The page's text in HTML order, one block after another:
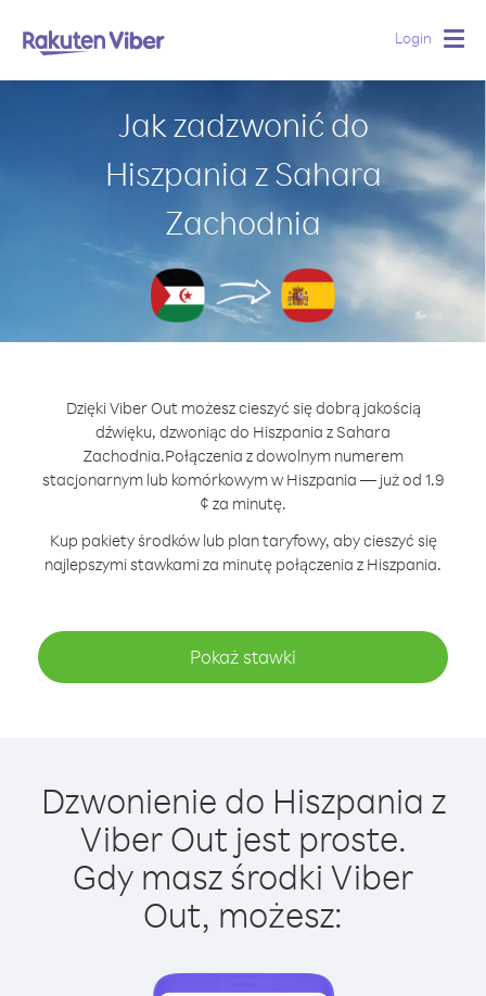
Login
Jak zadzwonić do
Hiszpania z Sahara
Zachodnia
Dzięki Viber Out możesz cieszyć się dobrą jakością
dźwięku, dzwoniąc do Hiszpania z Sahara
Zachodnia.Połączenia z dowolnym numerem
stacjonarnym lub komórkowym w Hiszpania — już od 1.9
¢ za minutę.
Kup pakiety środków lub plan taryfowy, aby cieszyć się
najlepszymi stawkami za minutę połączenia z Hiszpania.
Pokaż stawki
Dzwonienie do Hiszpania z
Viber Out jest proste.
Gdy masz środki Viber
Out, możesz: